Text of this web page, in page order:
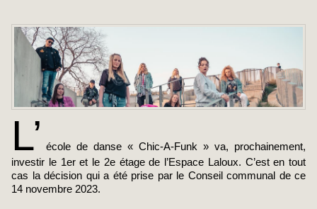
L’ école de danse « Chic-A-Funk » va, prochainement,
investir le 1er et le 2e étage de l’Espace Laloux. C’est en tout
cas la décision qui a été prise par le Conseil communal de ce
14 novembre 2023.